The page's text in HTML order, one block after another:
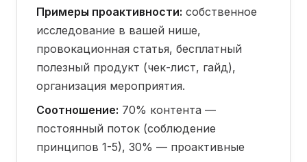
Примеры проактивности: собственное
исследование в вашей нише,
провокационная статья, бесплатный
полезный продукт (чек-лист, гайд),
организация мероприятия.
Соотношение: 70% контента —
постоянный поток (соблюдение
принципов 1-5), 30% — проактивные